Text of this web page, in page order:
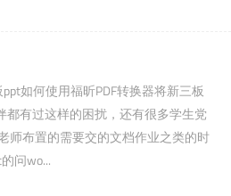
如何使用福昕PDF转换器将新三板
都有过这样的困扰，还有很多学生党
师布置的需要交的文档作业之类的时
问wo...